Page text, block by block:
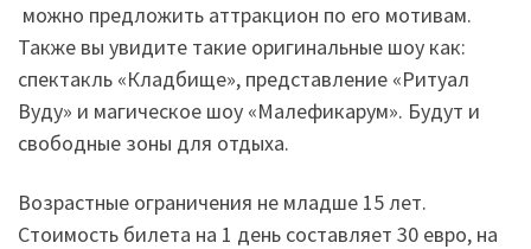
можно предложить аттракцион по его мотивам.
Также вы увидите такие оригинальные шоу как:
спектакль «Кладбище», представление «Ритуал
Вуду» и магическое шоу «Малефикарум». Будут и
свободные зоны для отдыха.
Возрастные ограничения не младше 15 лет.
Стоимость билета на 1 день составляет 30 евро, на